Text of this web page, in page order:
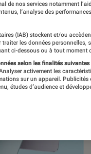
de nos services notamment
l’analyse des
(IAB) stockent et/ou
les données personnelles,
ci-dessous ou à tout moment
selon les finalités suivantes
activement les
sur un appareil. Publicités
études d’audience et